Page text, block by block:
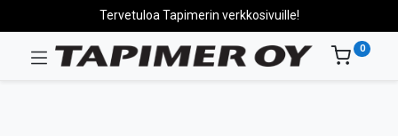
Tervetuloa Tapimerin verkkosivuille!
0